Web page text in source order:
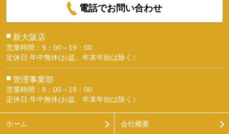
電話でお問い合わせ
■ 新大阪店
営業時間：9：00～19：00
定休日:年中無休(お盆、年末年始は除く）
■ 管理事業部
営業時間：9：00～19：00
定休日:年中無休(お盆、年末年始は除く）
ホーム 会社概要